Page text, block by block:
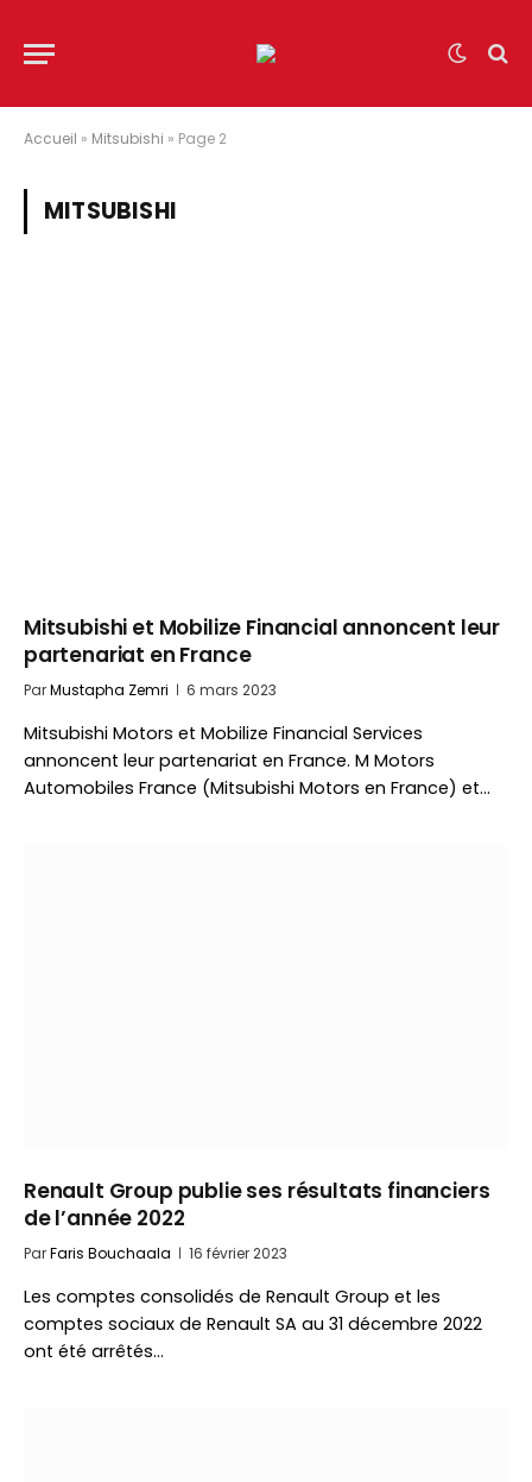
Accueil » Mitsubishi » Page 2
MITSUBISHI
Mitsubishi et Mobilize Financial annoncent leur
partenariat en France
ParMustapha Zemri 6 mars 2023
Mitsubishi Motors et Mobilize Financial Services
annoncent leur partenariat en France. M Motors
Automobiles France (Mitsubishi Motors en France) et…
Renault Group publie ses résultats financiers
de l’année 2022
ParFaris Bouchaala 16 février 2023
Les comptes consolidés de Renault Group et les
comptes sociaux de Renault SA au 31 décembre 2022
ont été arrêtés…